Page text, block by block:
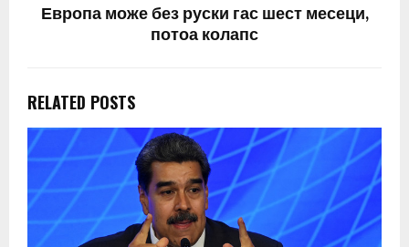
Европа може без руски гас шест месеци,
потоа колапс
RELATED POSTS